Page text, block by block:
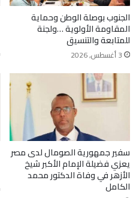
الجنوب بوصلة الوطن وحماية
المقاومة الأولوية …ولجنة
للمتابعة والتنسيق
3 أغسطس, 2026
سفير جمهورية الصومال لدى مصر
يعزي فضيلة الإمام الأكبر شيخ
الأزهر في وفاة الدكتور محمد
الكامل